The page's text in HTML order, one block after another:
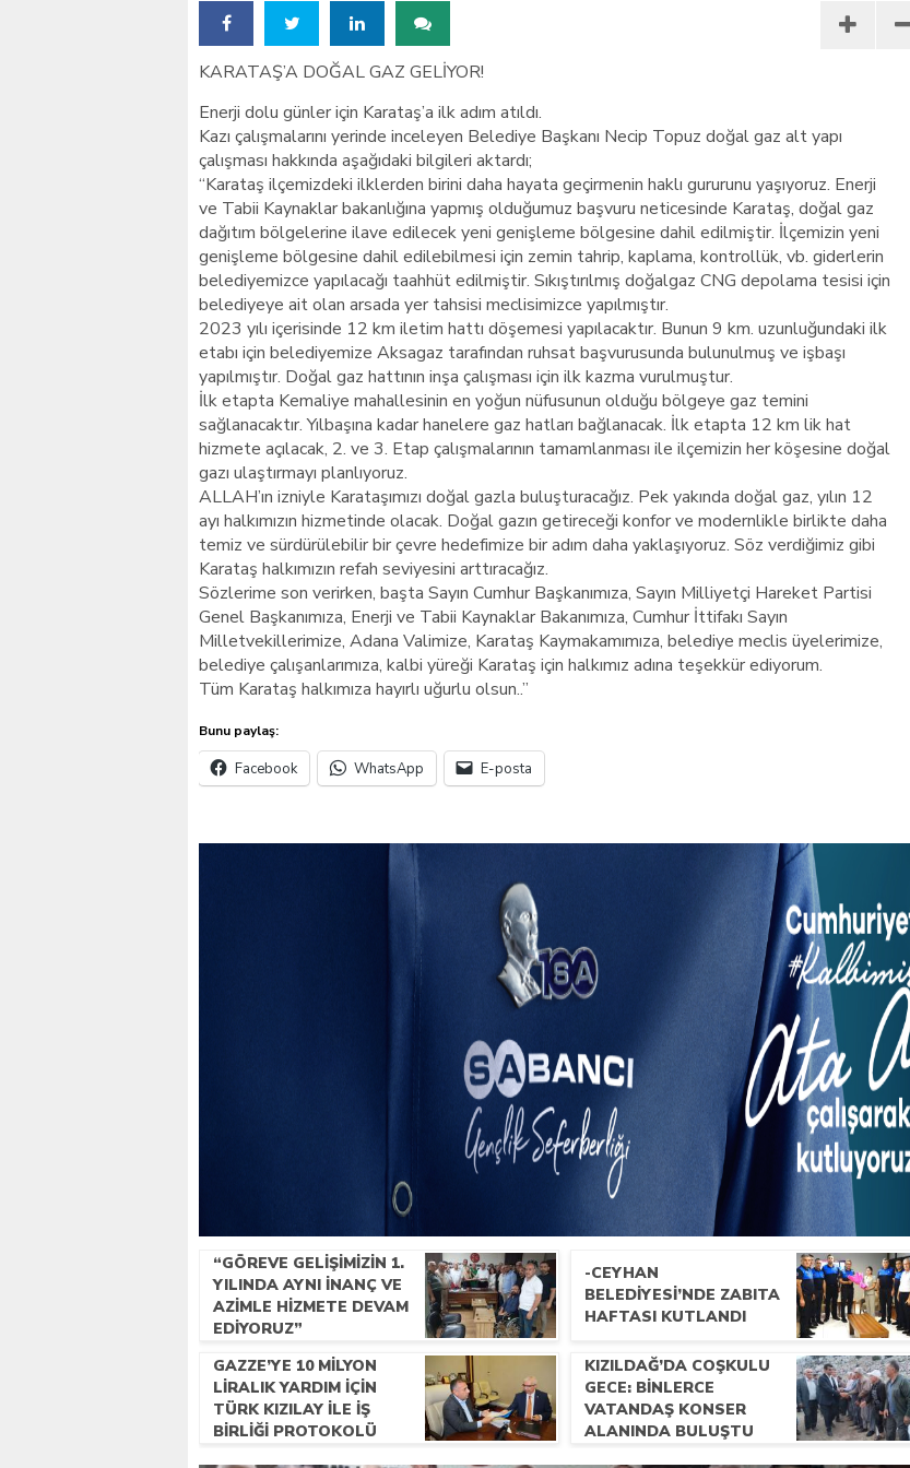
KARATAŞ’A DOĞAL GAZ GELİYOR!
Enerji dolu günler için Karataş’a ilk adım atıldı.
Kazı çalışmalarını yerinde inceleyen Belediye Başkanı Necip Topuz doğal gaz alt yapı
çalışması hakkında aşağıdaki bilgileri aktardı;
“Karataş ilçemizdeki ilklerden birini daha hayata geçirmenin haklı gururunu yaşıyoruz. Enerji
ve Tabii Kaynaklar bakanlığına yapmış olduğumuz başvuru neticesinde Karataş, doğal gaz
dağıtım bölgelerine ilave edilecek yeni genişleme bölgesine dahil edilmiştir. İlçemizin yeni
genişleme bölgesine dahil edilebilmesi için zemin tahrip, kaplama, kontrollük, vb. giderlerin
belediyemizce yapılacağı taahhüt edilmiştir. Sıkıştırılmış doğalgaz CNG depolama tesisi için
belediyeye ait olan arsada yer tahsisi meclisimizce yapılmıştır.
2023 yılı içerisinde 12 km iletim hattı döşemesi yapılacaktır. Bunun 9 km. uzunluğundaki ilk
etabı için belediyemize Aksagaz tarafından ruhsat başvurusunda bulunulmuş ve işbaşı
yapılmıştır. Doğal gaz hattının inşa çalışması için ilk kazma vurulmuştur.
İlk etapta Kemaliye mahallesinin en yoğun nüfusunun olduğu bölgeye gaz temini
sağlanacaktır. Yılbaşına kadar hanelere gaz hatları bağlanacak. İlk etapta 12 km lik hat
hizmete açılacak, 2. ve 3. Etap çalışmalarının tamamlanması ile ilçemizin her köşesine doğal
gazı ulaştırmayı planlıyoruz.
ALLAH’ın izniyle Karataşımızı doğal gazla buluşturacağız. Pek yakında doğal gaz, yılın 12
ayı halkımızın hizmetinde olacak. Doğal gazın getireceği konfor ve modernlikle birlikte daha
temiz ve sürdürülebilir bir çevre hedefimize bir adım daha yaklaşıyoruz. Söz verdiğimiz gibi
Karataş halkımızın refah seviyesini arttıracağız.
Sözlerime son verirken, başta Sayın Cumhur Başkanımıza, Sayın Milliyetçi Hareket Partisi
Genel Başkanımıza, Enerji ve Tabii Kaynaklar Bakanımıza, Cumhur İttifakı Sayın
Milletvekillerimize, Adana Valimize, Karataş Kaymakamımıza, belediye meclis üyelerimize,
belediye çalışanlarımıza, kalbi yüreği Karataş için halkımız adına teşekkür ediyorum.
Tüm Karataş halkımıza hayırlı uğurlu olsun..”
Bunu paylaş:
Facebook WhatsApp E-posta
“GÖREVE GELIŞIMIZIN 1.
YILINDA AYNI INANÇ VE
AZIMLE HIZMETE DEVAM
EDIYORUZ”
-CEYHAN
BELEDIYESI’NDE ZABITA
HAFTASI KUTLANDI
GAZZE’YE 10 MILYON
LIRALIK YARDIM IÇIN
TÜRK KIZILAY ILE IŞ
BIRLIĞI PROTOKOLÜ
KIZILDAĞ’DA COŞKULU
GECE: BINLERCE
VATANDAŞ KONSER
ALANINDA BULUŞTU